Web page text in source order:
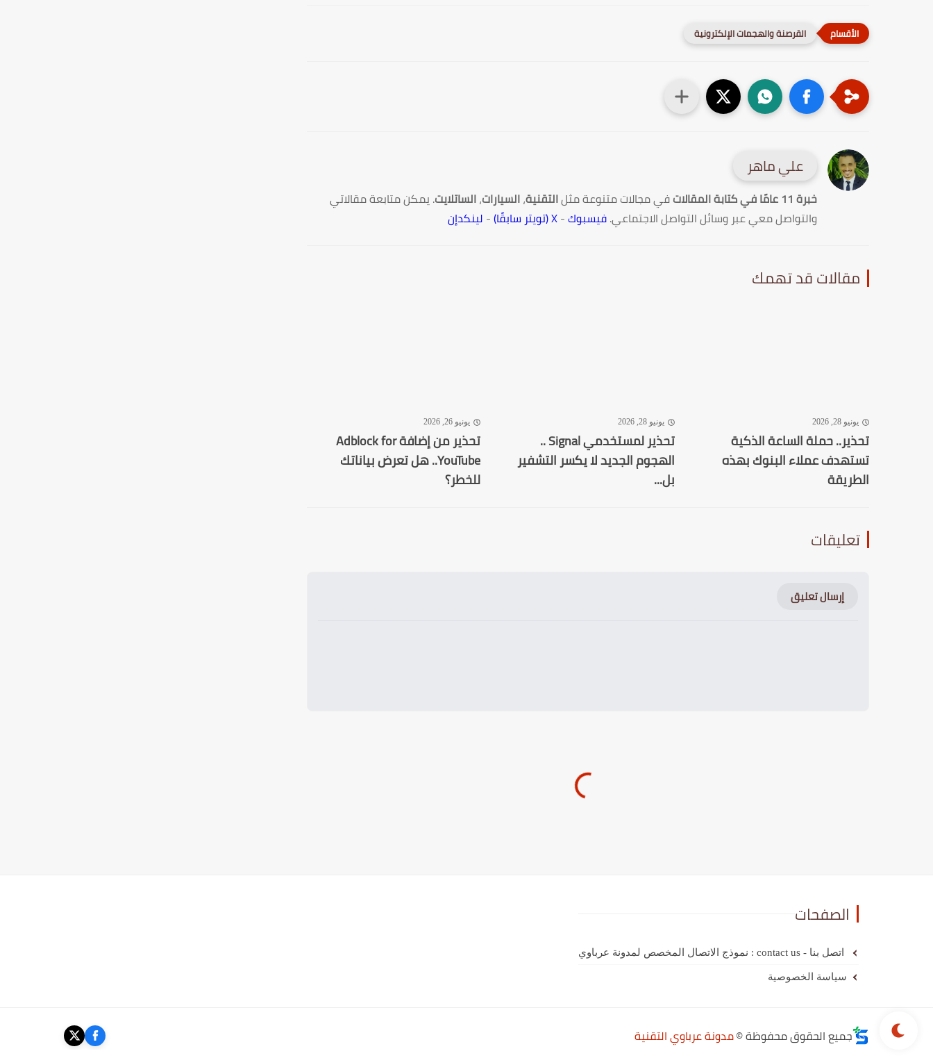
القرصنة والهجمات الإلكترونية
علي ماهر
خبرة 11 عامًا في كتابة المقالات في مجالات متنوعة مثلالتقنية،السيارات،الساتلايت. يمكن متابعة مقالاتي
والتواصل معي عبر وسائل التواصل الاجتماعي.فيسبوك-X (تويتر سابقًا) - لينكدإن
مقالات قد تهمك
يونيو 28, 2026
تحذير.. حملة الساعة الذكية
تستهدف عملاء البنوك بهذه
الطريقة
يونيو 28, 2026
تحذير لمستخدمي Signal ..
الهجوم الجديد لا يكسر التشفير
بل...
يونيو 26, 2026
تحذير من إضافة Adblock for
YouTube.. هل تعرض بياناتك
للخطر؟
تعليقات
إرسال تعليق
الصفحات
اتصل بنا - contact us : نموذج الاتصال المخصص لمدونة عرباوي
سياسة الخصوصية
جميع الحقوق محفوظة ©مدونة عرباوي التقنية